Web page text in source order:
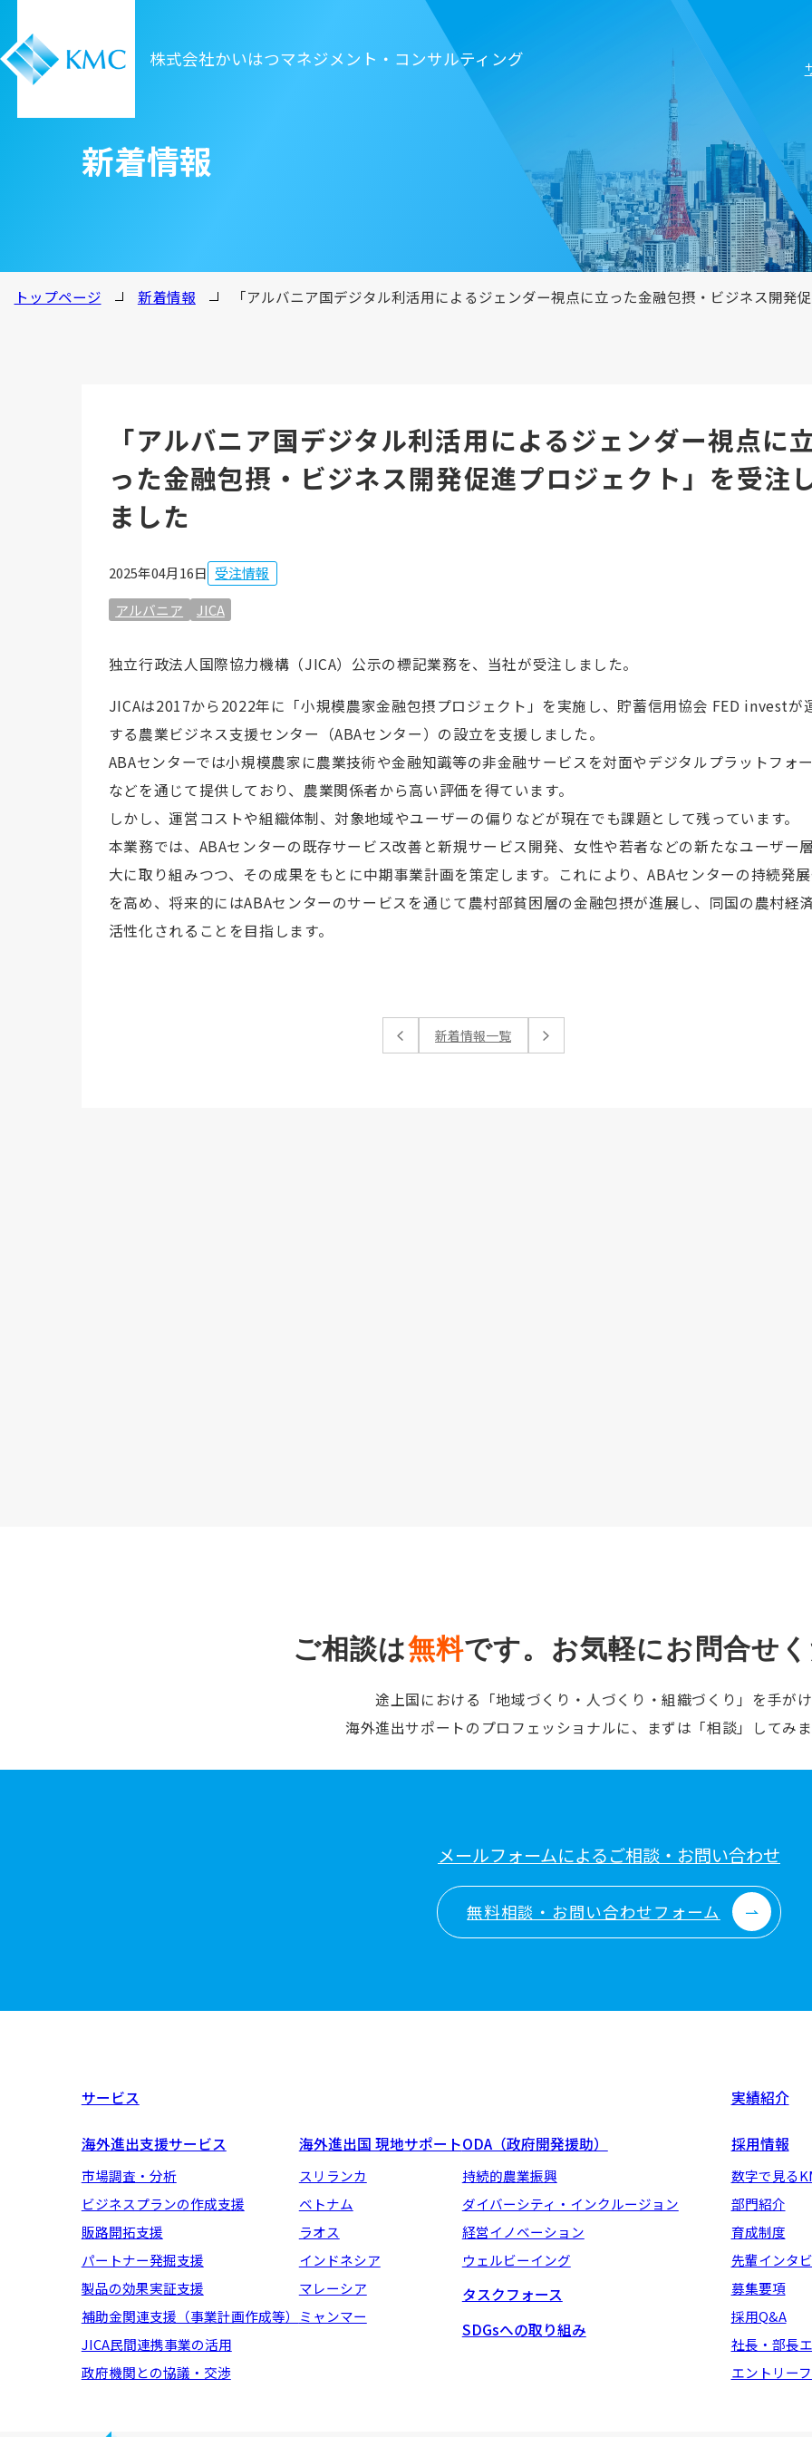
株式会社かいはつマネジメント・コンサルティング
新着情報
トップページ 新着情報 「アルバニア国デジタル利活用によるジェンダー視点に立った金融包摂・ビジネス開発
「アルバニア国デジタル利活用によるジェンダー視点に
った金融包摂・ビジネス開発促進プロジェクト」を受注
ました
2025年04月16日 受注情報
アルバニア
JICA
独立行政法人国際協力機構（JICA）公示の標記業務を、当社が受注しました。
JICAは2017から2022年に「小規模農家金融包摂プロジェクト」を実施し、貯蓄信用協会 FED investが
する農業ビジネス支援センター（ABAセンター）の設立を支援しました。
ABAセンターでは小規模農家に農業技術や金融知識等の非金融サービスを対面やデジタルプラットフォ
などを通じて提供しており、農業関係者から高い評価を得ています。
しかし、運営コストや組織体制、対象地域やユーザーの偏りなどが現在でも課題として残っています。
本業務では、ABAセンターの既存サービス改善と新規サービス開発、女性や若者などの新たなユーザー
大に取り組みつつ、その成果をもとに中期事業計画を策定します。これにより、ABAセンターの持続発
を高め、将来的にはABAセンターのサービスを通じて農村部貧困層の金融包摂が進展し、同国の農村経
活性化されることを目指します。
新着情報一覧
ご相談は無料です。 お気軽にお問合せ
途上国における「地域づくり・人づくり・組織づくり」を手が
海外進出サポートのプロフェッショナルに、まずは「相談」してみ
メールフォームによるご相談・お問い合わせ
無料相談・お問い合わせフォーム
サービス
海外進出支援サービス
市場調査・分析
ビジネスプランの作成支援
販路開拓支援
パートナー発掘支援
製品の効果実証支援
補助金関連支援（事業計画作成等）
JICA民間連携事業の活用
政府機関との協議・交渉
海外進出国 現地サポート
スリランカ
ベトナム
ラオス
インドネシア
マレーシア
ミャンマー
ODA（政府開発援助）
持続的農業振興
ダイバーシティ・インクルージョン
経営イノベーション
ウェルビーイング
タスクフォース
SDGsへの取り組み
実績紹介
採用情報
数字で見る
部門紹介
育成制度
先輩インタ
募集要項
採用Q&A
社長・部長
エントリー